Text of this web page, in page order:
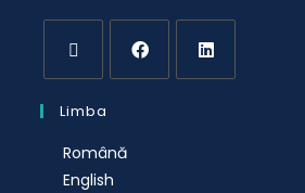
Limba
Română
English